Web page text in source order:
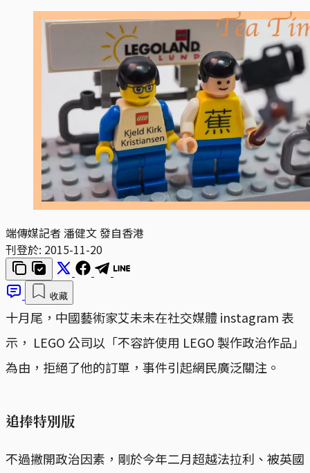
端傳媒記者 潘健文 發自香港
刊登於: 2015-11-20
收藏
十月尾，中國藝術家艾未未在社交媒體 instagram 表
示， LEGO 公司以「不容許使用 LEGO 製作政治作品」
為由，拒絕了他的訂單，事件引起網民廣泛關注。
追捧特別版
不過撇開政治因素，剛於今年二月超越法拉利、被英國